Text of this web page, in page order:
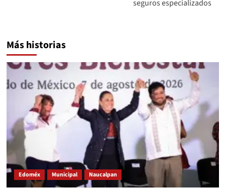
seguros especializados
Más historias
Edoméx Municipal Naucalpan